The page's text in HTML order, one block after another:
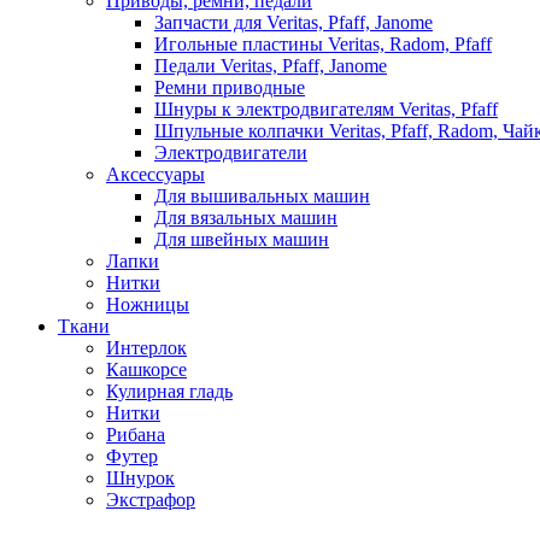
Запчасти для Veritas, Pfaff, Janome
Игольные пластины Veritas, Radom, Pfaff
Педали Veritas, Pfaff, Janome
Ремни приводные
Шнуры к электродвигателям Veritas, Pfaff
Шпульные колпачки Veritas, Pfaff, Radom,
Электродвигатели
Аксессуары
Для вышивальных машин
Для вязальных машин
Для швейных машин
Лапки
Нитки
Ножницы
Ткани
Интерлок
Кашкорсе
Кулирная гладь
Нитки
Рибана
Футер
Шнурок
Экстрафор